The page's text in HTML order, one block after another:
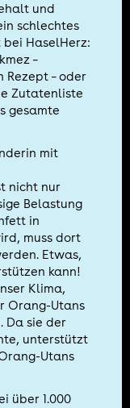
und
schlechtes
bei HaselHerz:
–
Rezept – oder
Zutatenliste
gesamte
mit
nicht nur
Belastung
in
muss dort
Etwas,
kann!
Klima,
Orang-Utans
Da sie der
unterstützt
Utans
über 1.000